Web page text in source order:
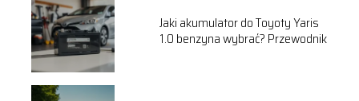
Jaki akumulator do Toyoty Yaris
1.0 benzyna wybrać? Przewodnik